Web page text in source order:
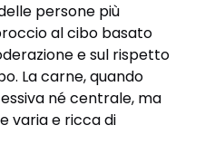
persone più
al cibo basato
e sul rispetto
La carne, quando
né centrale, ma
varia e ricca di